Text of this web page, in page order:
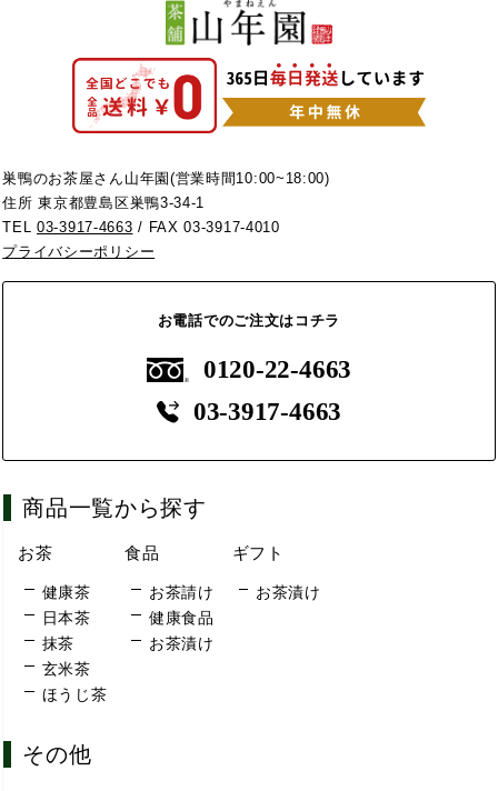
巣鴨のお茶屋さん山年園(営業時間10:00~18:00)
住所 東京都豊島区巣鴨3-34-1
TEL03-3917-4663 / FAX 03-3917-4010
プライバシーポリシー
お電話でのご注文はコチラ
0120-22-4663
03-3917-4663
商品一覧から探す
お茶
健康茶
日本茶
抹茶
玄米茶
ほうじ茶
食品
お茶請け
健康食品
お茶漬け
ギフト
お茶漬け
その他